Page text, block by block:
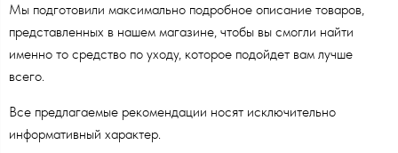
Мы подготовили максимально подробное описание товаров,
представленных в нашем магазине, чтобы вы смогли найти
именно то средство по уходу, которое подойдет вам лучше
всего.
Все предлагаемые рекомендации носят исключительно
информативный характер.